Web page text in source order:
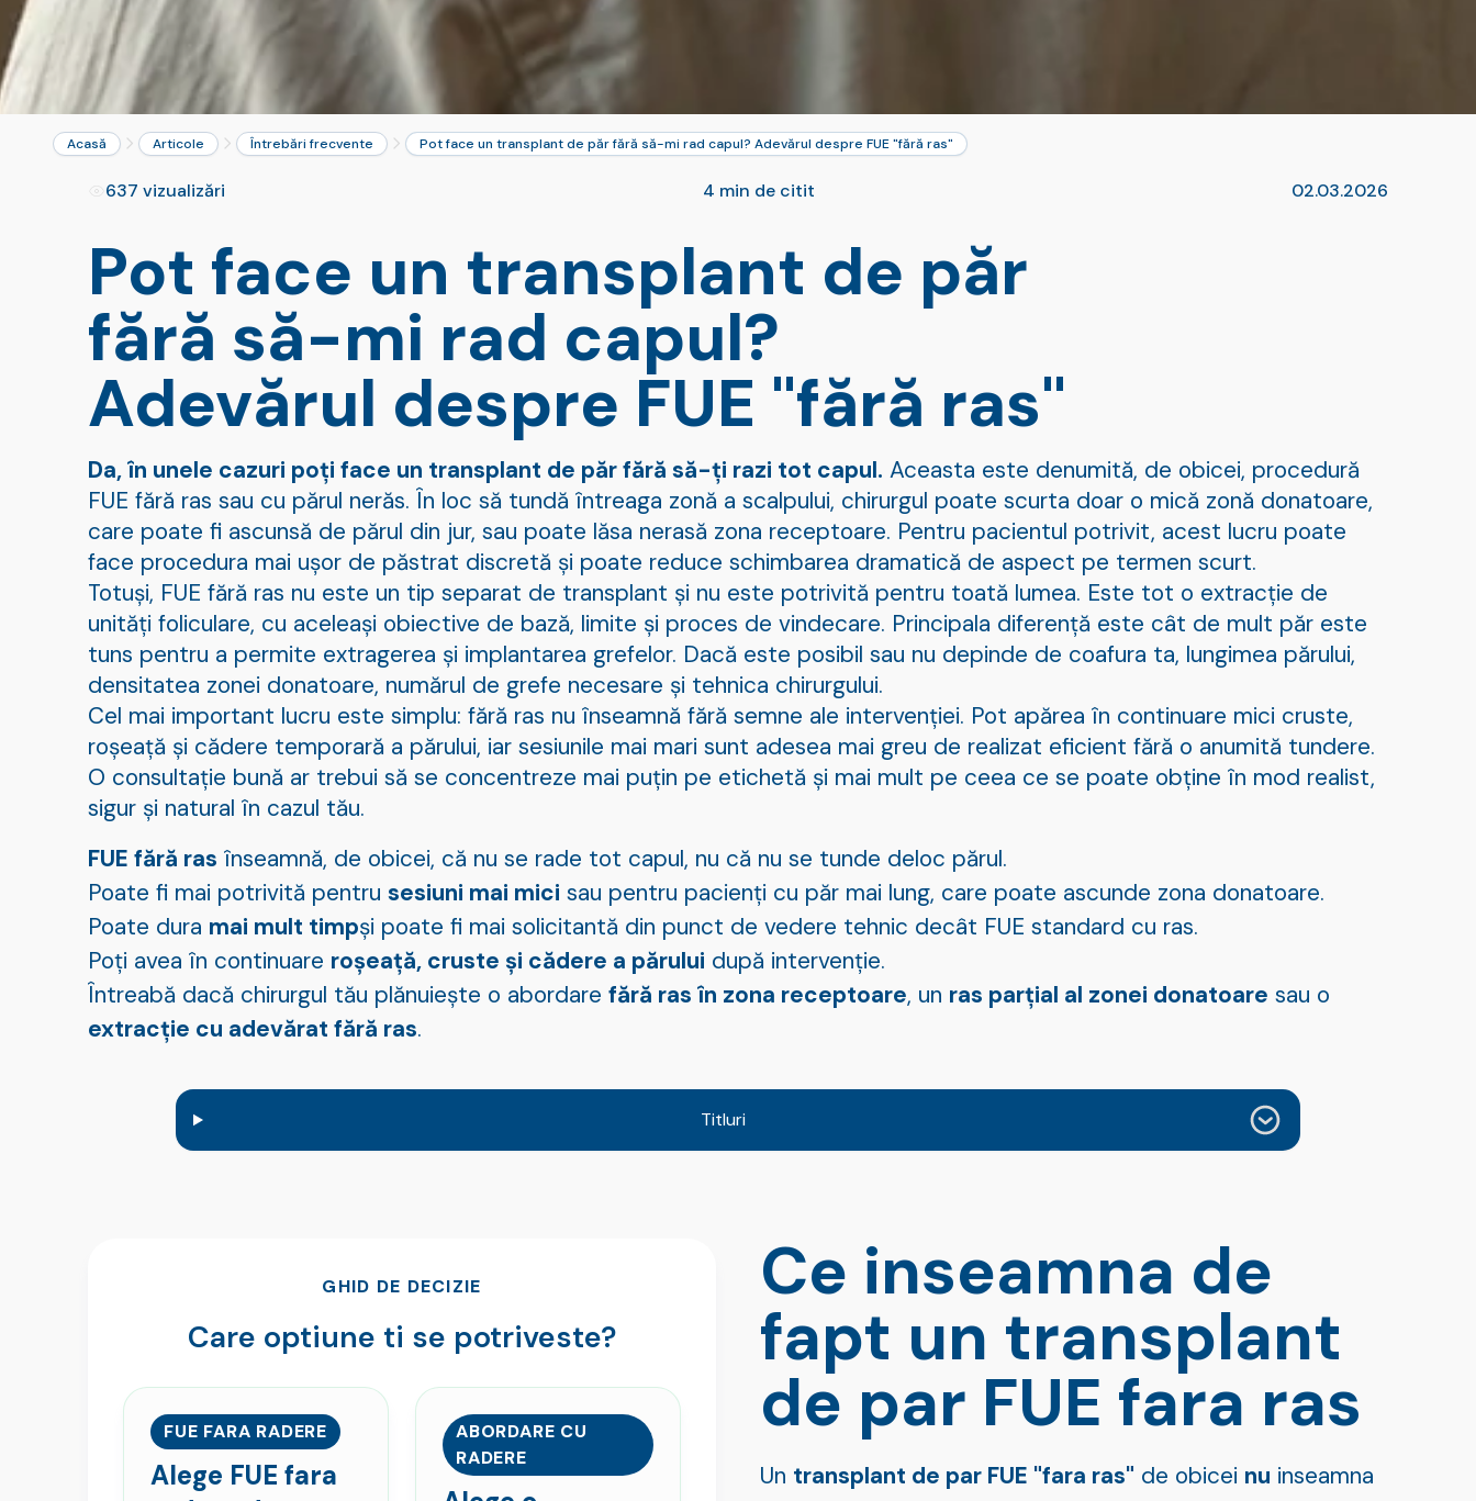
Acasă Articole Întrebări frecvente Pot face un transplant de păr fără să-mi rad capul? Adevărul despre FUE "fără ras"
637 vizualizări 4 min de citit 02.03.2026
Pot face un transplant de păr
fără să-mi rad capul?
Adevărul despre FUE "fără ras"
Da, în unele cazuri poți face un transplant de păr fără să-ți razi tot capul. Aceasta este denumită, de obicei, procedură
FUE fără ras sau cu părul nerăs. În loc să tundă întreaga zonă a scalpului, chirurgul poate scurta doar o mică zonă donatoare,
care poate fi ascunsă de părul din jur, sau poate lăsa nerasă zona receptoare. Pentru pacientul potrivit, acest lucru poate
face procedura mai ușor de păstrat discretă și poate reduce schimbarea dramatică de aspect pe termen scurt.
Totuși, FUE fără ras nu este un tip separat de transplant și nu este potrivită pentru toată lumea. Este tot o extracție de
unități foliculare, cu aceleași obiective de bază, limite și proces de vindecare. Principala diferență este cât de mult păr este
tuns pentru a permite extragerea și implantarea grefelor. Dacă este posibil sau nu depinde de coafura ta, lungimea părului,
densitatea zonei donatoare, numărul de grefe necesare și tehnica chirurgului.
Cel mai important lucru este simplu: fără ras nu înseamnă fără semne ale intervenției. Pot apărea în continuare mici cruste,
roșeață și cădere temporară a părului, iar sesiunile mai mari sunt adesea mai greu de realizat eficient fără o anumită tundere.
O consultație bună ar trebui să se concentreze mai puțin pe etichetă și mai mult pe ceea ce se poate obține în mod realist,
sigur și natural în cazul tău.
FUE fără ras înseamnă, de obicei, că nu se rade tot capul, nu că nu se tunde deloc părul.
Poate fi mai potrivită pentru sesiuni mai mici sau pentru pacienți cu păr mai lung, care poate ascunde zona donatoare.
Poate dura mai mult timpși poate fi mai solicitantă din punct de vedere tehnic decât FUE standard cu ras.
Poți avea în continuare roșeață, cruste și cădere a părului după intervenție.
Întreabă dacă chirurgul tău plănuiește o abordare fără ras în zona receptoare, un ras parțial al zonei donatoare sau o
extracție cu adevărat fără ras.
Titluri
GHID DE DECIZIE
Care optiune ti se potriveste?
FUE FARA RADERE
Alege FUE fara
ABORDARE CU
RADERE
Ce inseamna de
fapt un transplant
de par FUE fara ras
Un transplant de par FUE "fara ras" de obicei nu inseamna